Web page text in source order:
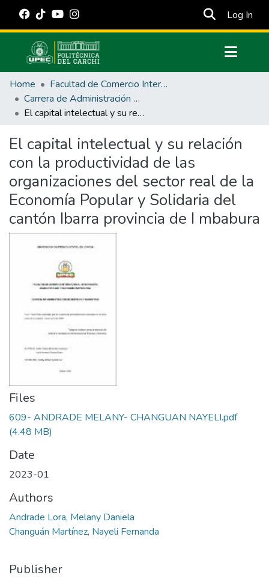
Log In
Communities & Collections
All of DSpace
Statistics
Estadísticas Externas
Manuales
Home
Facultad de Comercio Internacional, Integración, Administración y Economía Empresarial
Carrera de Administración de Empresas y Marketing
El capital intelectual y su relación con la productividad de las organizaciones del sector real de la Economía Popular y Solidaria del cantón Ibarra provincia de I mbabura
El capital intelectual y su relación
con la productividad de las
organizaciones del sector real de la
Economía Popular y Solidaria del
cantón Ibarra provincia de I mbabura
Files
609- ANDRADE MELANY- CHANGUAN NAYELI.pdf
(4.48 MB)
Date
2023-01
Authors
Andrade Lora, Melany Daniela
Changuán Martínez, Nayeli Fernanda
Publisher